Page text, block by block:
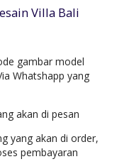
Villa Bali
gambar model
Whatshapp yang
akan di pesan
yang akan di order,
pembayaran